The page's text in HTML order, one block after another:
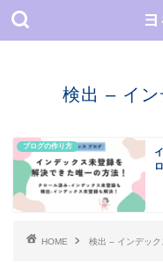
検出 – イ
ブログの作り方
HOME 検出 – インデッ